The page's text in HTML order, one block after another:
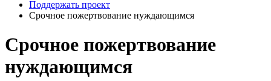
Поддержать проект
Срочное пожертвование нуждающимся
Срочное пожертвование
нуждающимся